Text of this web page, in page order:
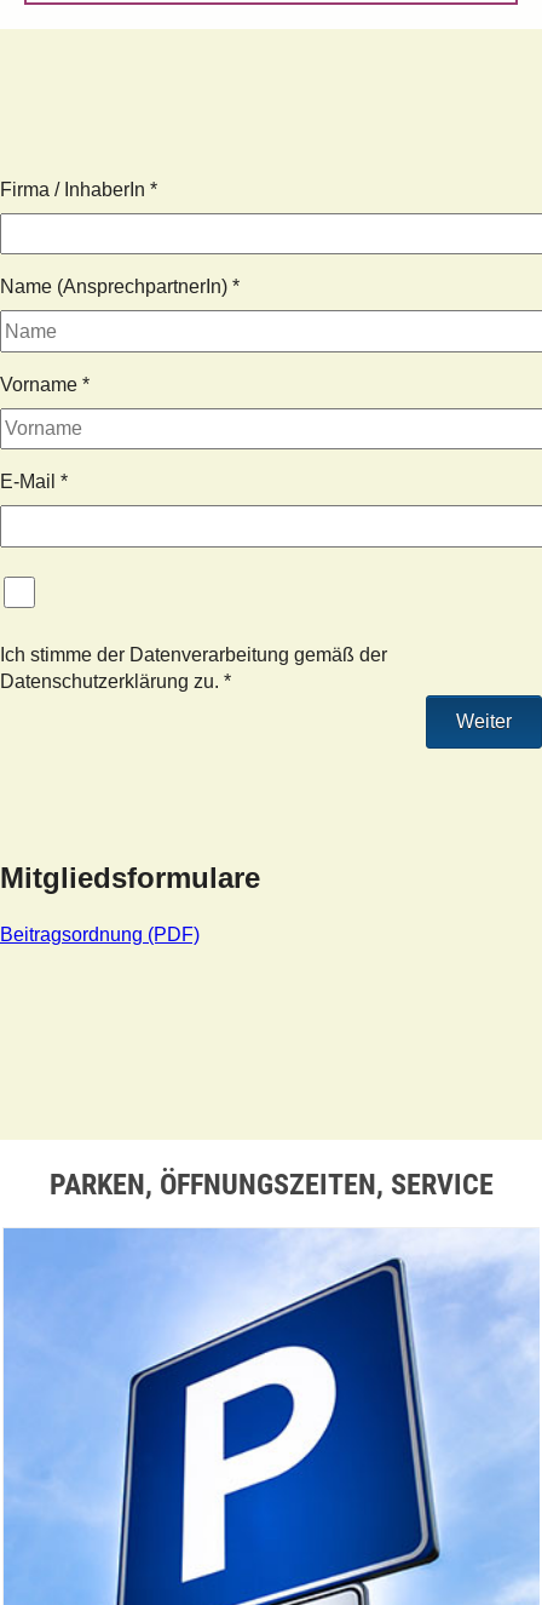
Firma / InhaberIn *
Name (AnsprechpartnerIn) *
Vorname *
E-Mail *
Ich stimme der Datenverarbeitung gemäß der
Datenschutzerklärung zu. *
Weiter
Mitgliedsformulare
Beitragsordnung (PDF)
PARKEN, ÖFFNUNGSZEITEN, SERVICE